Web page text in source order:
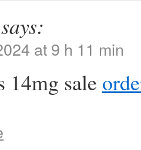
says:
at 9 h 11 min
14mg sale